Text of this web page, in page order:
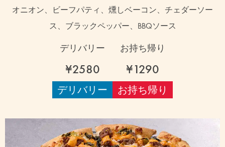
オニオン、ビーフパティ、燻しベーコン、チェダーソー
ス、ブラックペッパー、BBQソース
デリバリー
¥2580
デリバリー
お持ち帰り
¥1290
お持ち帰り